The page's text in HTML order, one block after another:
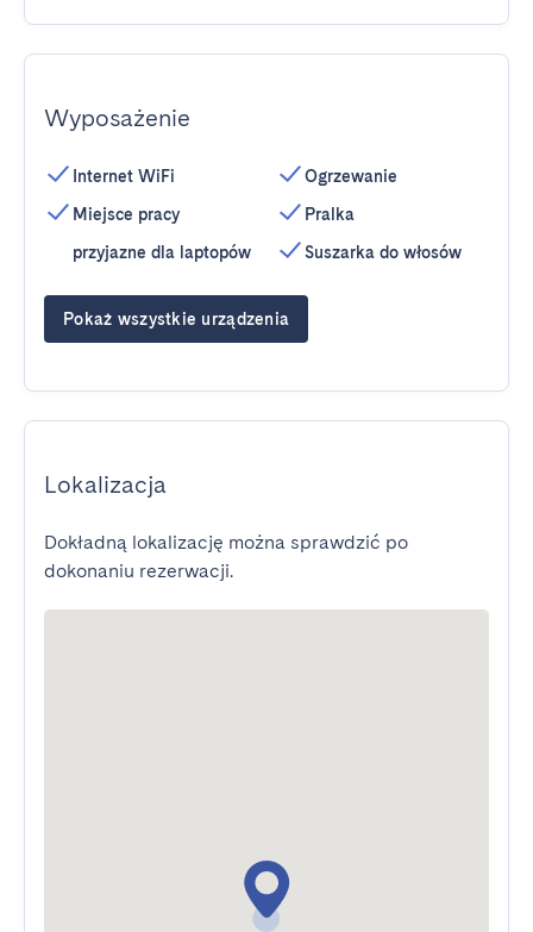
Wyposażenie
Internet WiFi
Miejsce pracy
przyjazne dla laptopów
Ogrzewanie
Pralka
Suszarka do włosów
Pokaż wszystkie urządzenia
Lokalizacja
Dokładną lokalizację można sprawdzić po
dokonaniu rezerwacji.